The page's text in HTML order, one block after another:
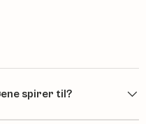
spirer til?